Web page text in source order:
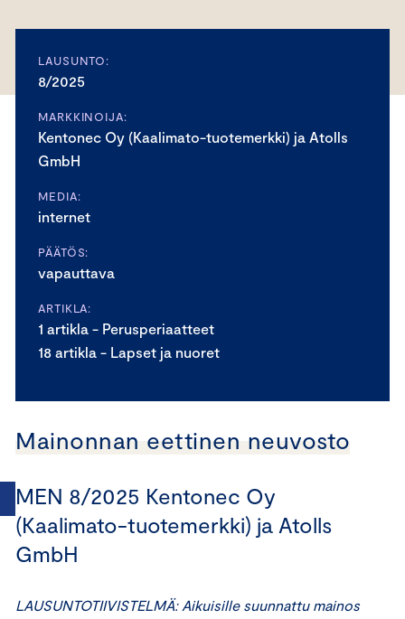
LAUSUNTO:
8/2025
MARKKINOIJA:
Kentonec Oy (Kaalimato-tuotemerkki) ja Atolls
GmbH
MEDIA:
internet
PÄÄTÖS:
vapauttava
ARTIKLA:
1 artikla - Perusperiaatteet
18 artikla - Lapset ja nuoret
Mainonnan eettinen neuvosto
MEN 8/2025 Kentonec Oy
(Kaalimato-tuotemerkki) ja Atolls
GmbH
LAUSUNTOTIIVISTELMÄ: Aikuisille suunnattu mainos